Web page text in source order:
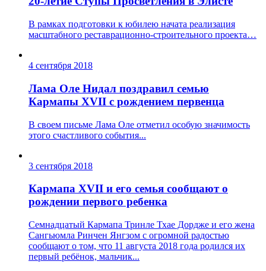
В рамках подготовки к юбилею начата реализация
масштабного реставрационно-строительного проекта…
4 сентября 2018
Лама Оле Нидал поздравил семью
Кармапы XVII с рождением первенца
В своем письме Лама Оле отметил особую значимость
этого счастливого события...
3 сентября 2018
Кармапа XVII и его семья сообщают о
рождении первого ребенка
Семнадцатый Кармапа Тринле Тхае Дордже и его жена
Сангьюмла Ринчен Янгзом с огромной радостью
сообщают о том, что 11 августа 2018 года родился их
первый ребёнок, мальчик...